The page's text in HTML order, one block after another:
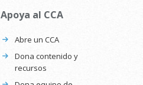
Apoya al CCA
Abre un CCA
Dona contenido y
recursos